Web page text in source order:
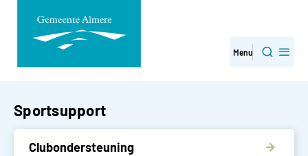
Menu Zoeken
Sportsupport
Clubondersteuning